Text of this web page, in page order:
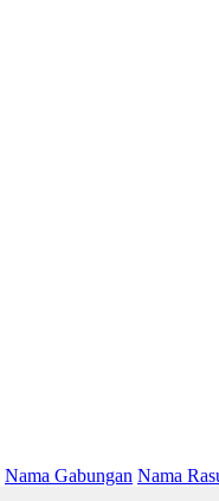
Nama Gabungan Nama